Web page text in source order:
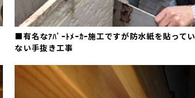
■有名なｱﾊﾟｰﾄﾒｰｶｰ施工ですが防水紙を貼ってい
ない手抜き工事